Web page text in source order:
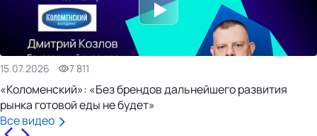
15.07.2026 7 811
«Коломенский»: «Без брендов дальнейшего развития
рынка готовой еды не будет»
Все видео